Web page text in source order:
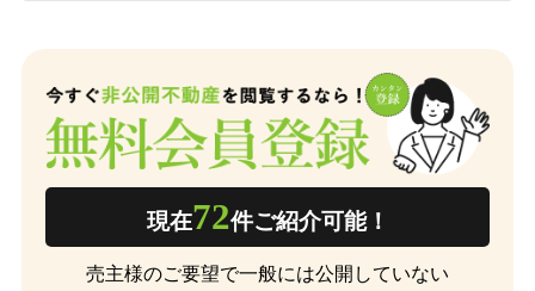
現在72件ご紹介可能！
売主様のご要望で一般には公開していない